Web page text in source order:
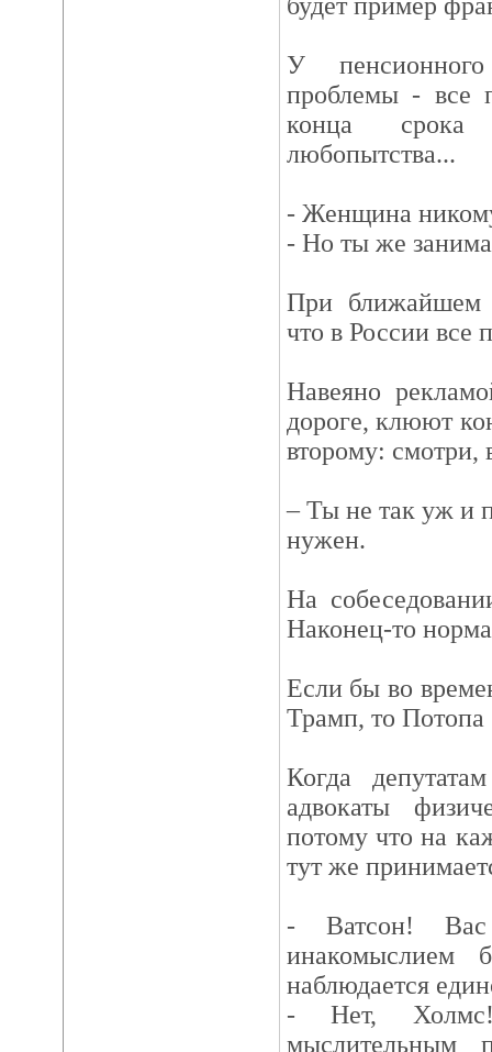
У
проблемы - все
конца
любопытства...
- Женщина
- Но ты же
При ближайшем
что в России все
Навеяно
дороге, клюют
второму:
– Ты не так уж и
нужен.
На
Наконец-то
Если бы во
Трамп, то
Когда
адвокаты
потому что на
тут же
- Ватсон!
инакомыслием
наблюдается
- Нет,
мыслительным